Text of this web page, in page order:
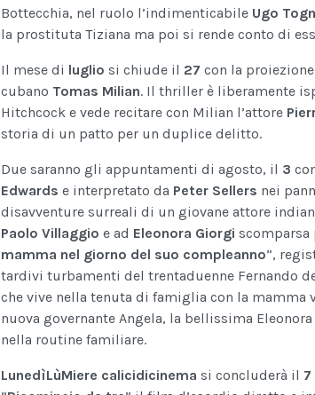
Bottecchia, nel ruolo l’indimenticabile Ugo
la prostituta Tiziana ma poi si rende conto di
Il mese di luglio si chiude il 27 con la proiezione
cubano Tomas Milian. Il thriller è liberamente
Hitchcock e vede recitare con Milian l’attore
storia di un patto per un duplice delitto.
Due saranno gli appuntamenti di agosto, il 3
Edwards e interpretato da Peter Sellers nei
disavventure surreali di un giovane attore
Paolo Villaggio e ad Eleonora Giorgi
mamma nel giorno del suo compleanno”,
tardivi turbamenti del trentaduenne Fernando
che vive nella tenuta di famiglia con la mamma
nuova governante Angela, la bellissima
nella routine familiare.
LunedìLùMiere calicidicinema si concluderà il